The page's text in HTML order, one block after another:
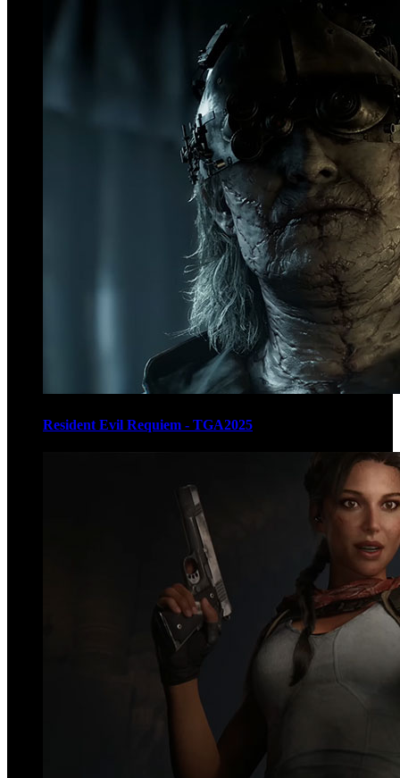
Resident Evil Requiem - TGA2025